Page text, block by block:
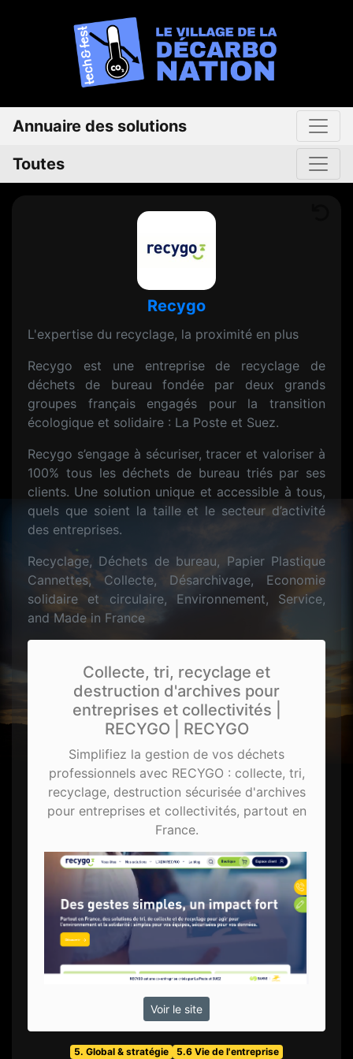
Annuaire des solutions
Toutes
Recygo
L'expertise du recyclage, la proximité en plus
Recygo est une entreprise de recyclage de
déchets de bureau fondée par deux grands
groupes français engagés pour la transition
écologique et solidaire : La Poste et Suez.
Recygo s’engage à sécuriser, tracer et valoriser à
100% tous les déchets de bureau triés par ses
clients. Une solution unique et accessible à tous,
quels que soient la taille et le secteur d’activité
des entreprises.
Recyclage, Déchets de bureau, Papier Plastique
Cannettes, Collecte, Désarchivage, Economie
solidaire et circulaire, Environnement, Service,
and Made in France
Collecte, tri, recyclage et
destruction d'archives pour
entreprises et collectivités |
RECYGO | RECYGO
Simplifiez la gestion de vos déchets
professionnels avec RECYGO : collecte, tri,
recyclage, destruction sécurisée d'archives
pour entreprises et collectivités, partout en
France.
Voir le site
5. Global & stratégie 5.6 Vie de l'entreprise